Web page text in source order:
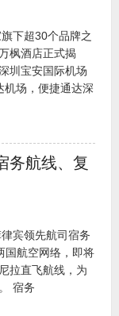
下超30个品牌之
枫酒店正式揭
圳宝安国际机场
机场，便捷通达深
务航线、复
宾领先航司宿务
国航空网络，即将
拉直飞航线，为
宿务